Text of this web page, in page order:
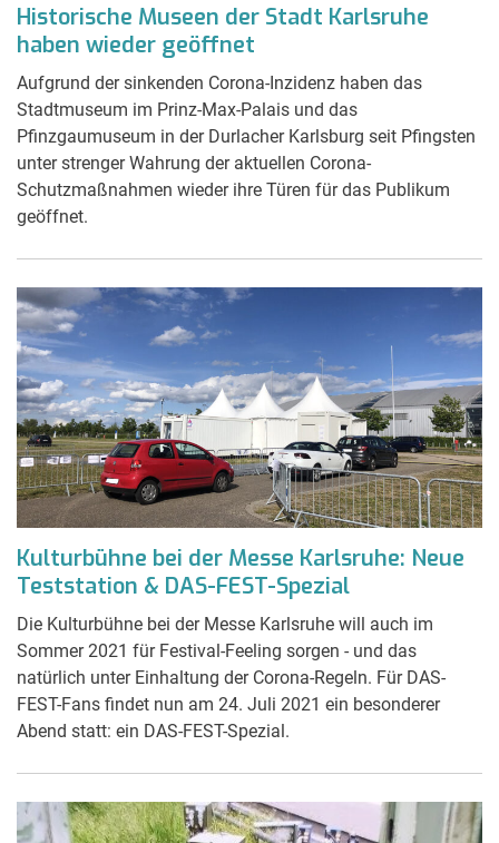
Historische Museen der Stadt Karlsruhe
haben wieder geöffnet
Aufgrund der sinkenden Corona-Inzidenz haben das
Stadtmuseum im Prinz-Max-Palais und das
Pfinzgaumuseum in der Durlacher Karlsburg seit Pfingsten
unter strenger Wahrung der aktuellen Corona-
Schutzmaßnahmen wieder ihre Türen für das Publikum
geöffnet.
Kulturbühne bei der Messe Karlsruhe: Neue
Teststation & DAS-FEST-Spezial
Die Kulturbühne bei der Messe Karlsruhe will auch im
Sommer 2021 für Festival-Feeling sorgen - und das
natürlich unter Einhaltung der Corona-Regeln. Für DAS-
FEST-Fans findet nun am 24. Juli 2021 ein besonderer
Abend statt: ein DAS-FEST-Spezial.